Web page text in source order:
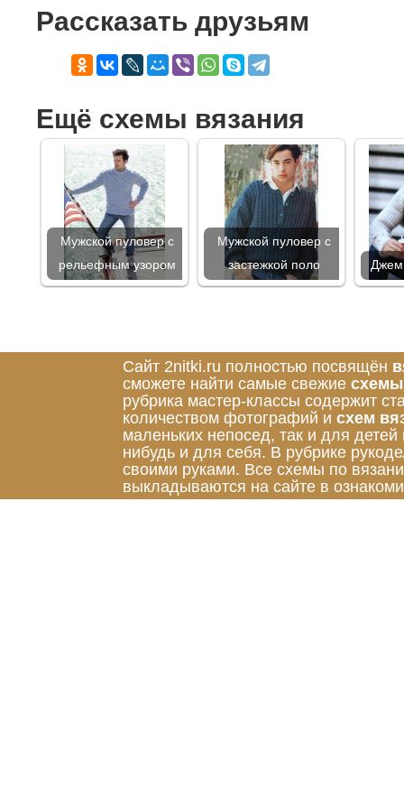
Рассказать друзьям
Ещё схемы вязания
Мужской пуловер с
рельефным узором
Мужской пуловер с
застежкой поло
Сайт 2nitki.ru полностью посвящён
сможете найти самые свежие схемы
рубрика мастер-классы содержит
количеством фотографий и схем
маленьких непосед, так и для
нибудь и для себя. В рубрике
своими руками. Все схемы по
выкладываются на сайте в